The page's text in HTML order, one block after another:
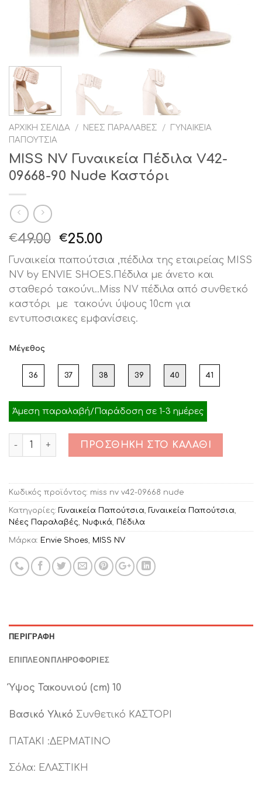
ΑΡΧΙΚΉ ΣΕΛΊΔΑ / ΝΈΕΣ ΠΑΡΑΛΑΒΈΣ /
ΓΥΝΑΙΚΕΊΑ
ΠΑΠΟΎΤΣΙΑ
MISS NV Γυναικεία Πέδιλα V42-
09668-90 Nude Καστόρι
€49.00 Original
price
was:
€49.00.
€25.00
τρέχουσα
τιμή
είναι:
€25.00.
Γυναικεία παπούτσια ,πέδιλα της εταιρείας MISS
NV by ENVIE SHOES.Πέδιλα με άνετο και
σταθερό τακούνι..Miss NV πέδιλα από συνθετκό
καστόρι με τακούνι ύψους 10cm για
εντυποσιακες εμφανίσεις.
Μέγεθος
36 37 38 39 40 41
Άμεση παραλαβή/Παράδοση σε 1-3 ημέρες
Ποσότητα
ΠΡΟΣΘΉΚΗ ΣΤΟ ΚΑΛΆΘΙ
Κωδικός προϊόντος: miss nv v42-09668 nude
Κατηγορίες: Γυναικεία Παπούτσια, Γυναικεία Παπούτσια,
Νέες Παραλαβές, Νυφικά, Πέδιλα
Μάρκα: Envie Shoes, MISS NV
ΠΕΡΙΓΡΑΦΉ
ΕΠΙΠΛΈΟΝ ΠΛΗΡΟΦΟΡΊΕΣ
Ύψος Τακουνιού (cm) 10
Βασικό Υλικό Συνθετικό ΚΑΣΤΟΡΙ
ΠΑΤΑΚΙ :ΔΕΡΜΑΤΙΝΟ
Σόλα: ΕΛΑΣΤΙΚΗ